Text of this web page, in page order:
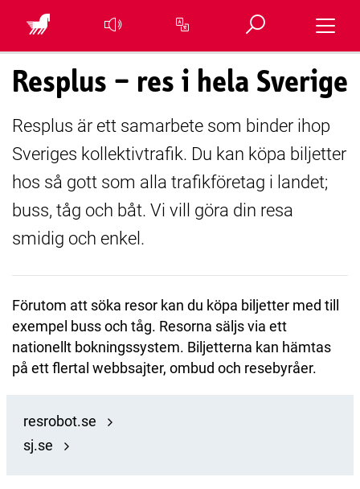
Översätt sidan Öppna
Resplus – res i hela Sverige
Resplus är ett samarbete som binder ihop
Sveriges kollektivtrafik. Du kan köpa biljetter
hos så gott som alla trafikföretag i landet;
buss, tåg och båt. Vi vill göra din resa
smidig och enkel.
Förutom att söka resor kan du köpa biljetter med till
exempel buss och tåg. Resorna säljs via ett
nationellt bokningssystem. Biljetterna kan hämtas
på ett flertal webbsajter, ombud och resebyråer.
resrobot.se
sj.se